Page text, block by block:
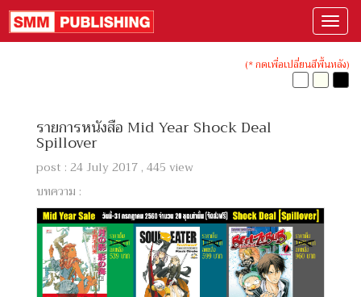
(* กดเพื่อเปลี่ยนสีพื้นหลัง)
รายการหนังสือ Mid Year Shock Deal
Spillover
post : 24 July 2017 , 445 view
บทความ :